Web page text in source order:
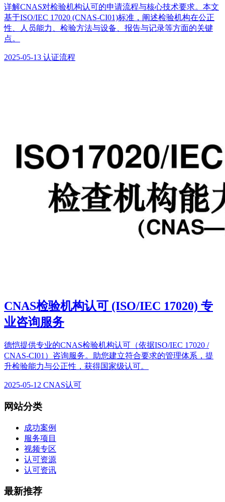
详解CNAS对检验机构认可的申请流程与核心技术要求。本文
基于ISO/IEC 17020 (CNAS-CI01)标准，阐述检验机构在公正
性、人员能力、检验方法与设备、报告与记录等方面的关键
点。
2025-05-13 认证流程
CNAS检验机构认可 (ISO/IEC 17020) 专
业咨询服务
德恺提供专业的CNAS检验机构认可（依据ISO/IEC 17020 /
CNAS-CI01）咨询服务。助您建立符合要求的管理体系，提
升检验能力与公正性，获得国家级认可。
2025-05-12 CNAS认可
网站分类
成功案例
服务项目
视频专区
认可资源
认可资讯
最新推荐